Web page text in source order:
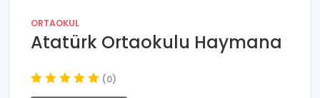
ORTAOKUL
Atatürk Ortaokulu Haymana
(0)